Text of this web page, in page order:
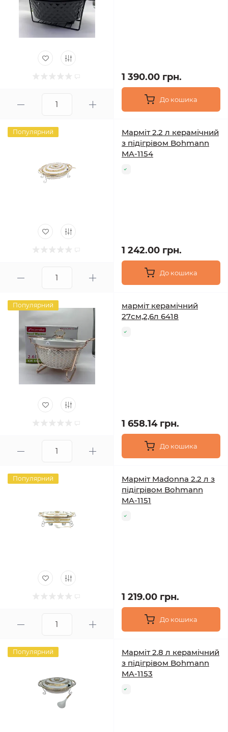
1 390.00 грн.
До кошика
Популярний
Марміт 2.2 л керамічний
з підігрівом Bohmann
MA-1154
1 242.00 грн.
До кошика
Популярний
марміт керамічний
27см,2,6л 6418
1 658.14 грн.
До кошика
Популярний
Марміт Madonna 2.2 л з
підігрівом Bohmann
MA-1151
1 219.00 грн.
До кошика
Популярний
Марміт 2.8 л керамічний
з підігрівом Bohmann
MA-1153